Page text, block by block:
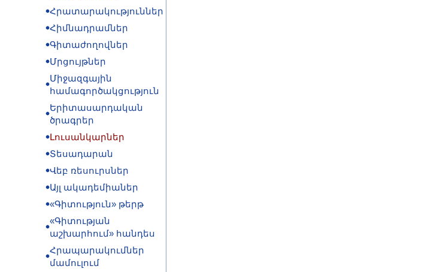
Հրատարակություններ
Հիմնադրամներ
Գիտաժողովներ
Մրցույթներ
Միջազգային
համագործակցություն
Երիտասարդական
ծրագրեր
Լուսանկարներ
Տեսադարան
Վեբ ռեսուրսներ
Այլ ակադեմիաներ
«Գիտություն» թերթ
«Գիտության
աշխարհում» հանդես
Հրապարակումներ
մամուլում